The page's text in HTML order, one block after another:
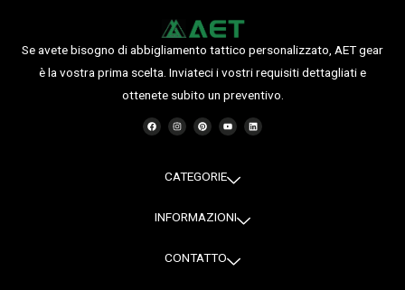
Se avete bisogno di abbigliamento tattico personalizzato, AET gear
è la vostra prima scelta. Inviateci i vostri requisiti dettagliati e
ottenete subito un preventivo.
F
a
c
I
n
s
r
a
P
i
n
e
s
Y
o
u
e
L
i
n
CATEGORIE
INFORMAZIONI
CONTATTO